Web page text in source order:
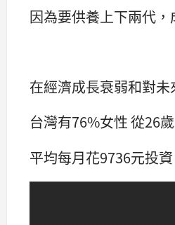
因為要供養上下兩代，
在經濟成長衰弱和對未
台灣有76%女性 從26
平均每月花9736元投